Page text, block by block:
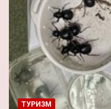
ТУРИЗМ